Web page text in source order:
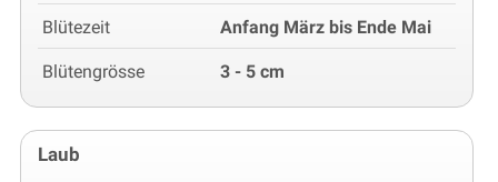
Blütezeit Anfang März bis Ende Mai
Blütengrösse 3 - 5 cm
Laub